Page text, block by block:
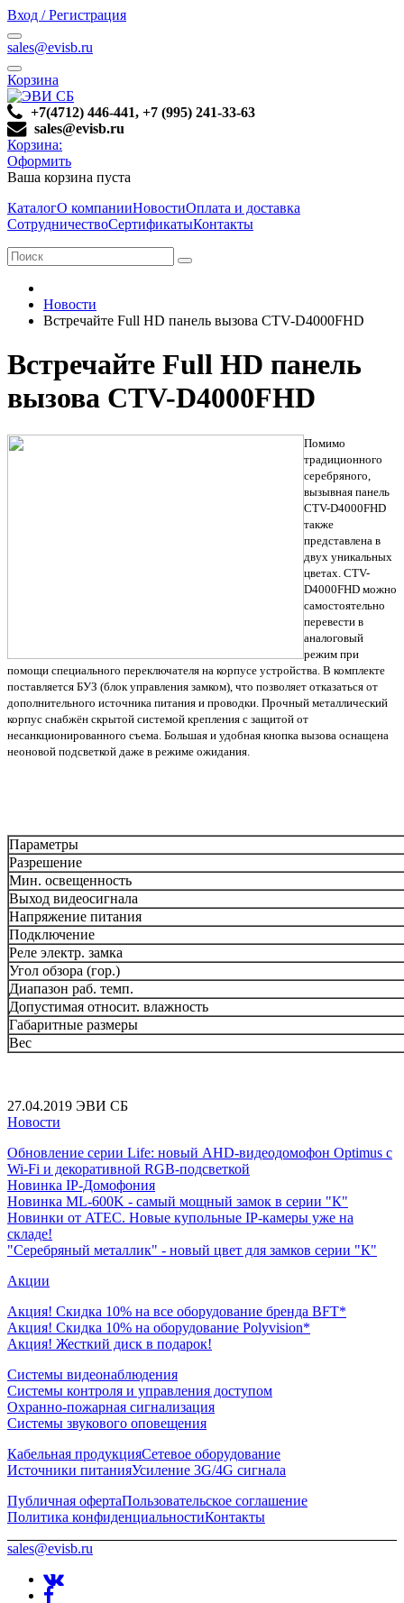
Вход / Регистрация
sales@evisb.ru
Корзина
+7(4712) 446-441, +7 (995) 241-33-63
sales@evisb.ru
Корзина:
Оформить
Ваша корзина пуста
КаталогО компанииНовостиОплата и доставка
СотрудничествоСертификатыКонтакты
Новости
Встречайте Full HD панель вызова CTV-D4000FHD
Встречайте Full HD панель
вызова CTV-D4000FHD
Помимо
традиционного
серебряного,
вызывная панель
CTV-D4000FHD
также
представлена в
двух уникальных
цветах. CTV-
D4000FHD можно
самостоятельно
перевести в
аналоговый
режим при
помощи специального переключателя на корпусе устройства. В комплекте
поставляется БУЗ (блок управления замком), что позволяет отказаться от
дополнительного источника питания и проводки. Прочный металлический
корпус снабжён скрытой системой крепления с защитой от
несанкционированного съема. Большая и удобная кнопка вызова оснащена
неоновой подсветкой даже в режиме ожидания.
Параметры
Разрешение
Мин. освещенность
Выход видеосигнала
Напряжение питания
Подключение
Реле электр. замка
Угол обзора (гор.)
Диапазон раб. темп.
Допустимая относит. влажность
Габаритные размеры
Вес
27.04.2019 ЭВИ СБ
Новости
Обновление серии Life: новый AHD-видеодомофон Optimus с
Wi-Fi и декоративной RGB-подсветкой
Новинка IP-Домофония
Новинка ML-600K - самый мощный замок в серии "К"
Новинки от ATEC. Новые купольные IP-камеры уже на
складе!
"Серебряный металлик" - новый цвет для замков серии "К"
Акции
Акция! Скидка 10% на все оборудование бренда BFT*
Акция! Скидка 10% на оборудование Polyvision*
Акция! Жесткий диск в подарок!
Системы видеонаблюдения
Системы контроля и управления доступом
Охранно-пожарная сигнализация
Системы звукового оповещения
Кабельная продукцияСетевое оборудование
Источники питанияУсиление 3G/4G сигнала
Публичная офертаПользовательское соглашение
Политика конфиденциальностиКонтакты
sales@evisb.ru